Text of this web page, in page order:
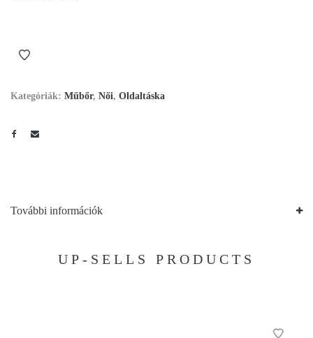
Kategóriák: Műbőr, Női, Oldaltáska
További információk
UP-SELLS PRODUCTS